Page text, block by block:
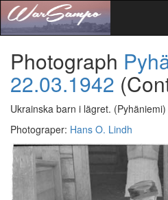
Photograph
22.03.1942
Ukrainska barn i lägret. (Pyhäniemi)
Photograper: Hans O. Lindh